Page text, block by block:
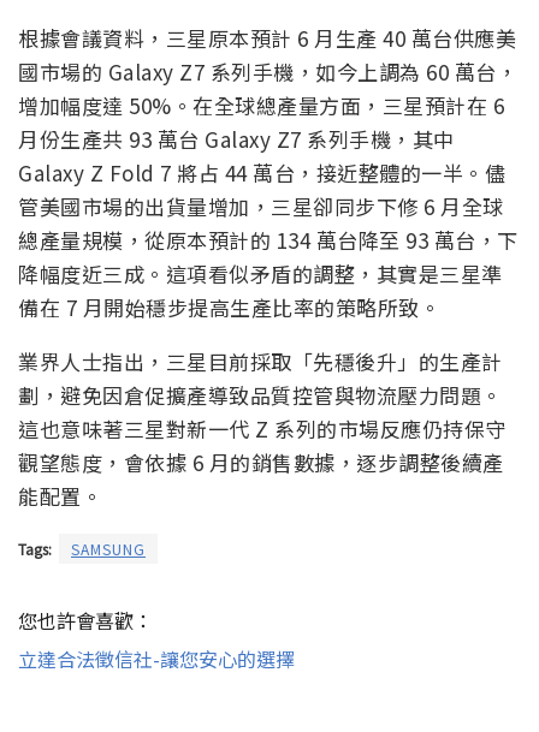
根據會議資料，三星原本預計 6 月生產 40 萬台供應美
國市場的 Galaxy Z7 系列手機，如今上調為 60 萬台，
增加幅度達 50%。在全球總產量方面，三星預計在 6
月份生產共 93 萬台 Galaxy Z7 系列手機，其中
Galaxy Z Fold 7 將占 44 萬台，接近整體的一半。儘
管美國市場的出貨量增加，三星卻同步下修 6 月全球
總產量規模，從原本預計的 134 萬台降至 93 萬台，下
降幅度近三成。這項看似矛盾的調整，其實是三星準
備在 7 月開始穩步提高生產比率的策略所致。
業界人士指出，三星目前採取「先穩後升」的生產計
劃，避免因倉促擴產導致品質控管與物流壓力問題。
這也意味著三星對新一代 Z 系列的市場反應仍持保守
觀望態度，會依據 6 月的銷售數據，逐步調整後續產
能配置。
Tags: SAMSUNG
您也許會喜歡：
立達合法徵信社-讓您安心的選擇